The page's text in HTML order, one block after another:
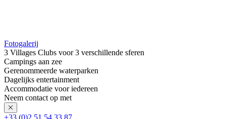
Fotogalerij
3 Villages Clubs voor 3 verschillende sferen
Campings aan zee
Gerenommeerde waterparken
Dagelijks entertainment
Accommodatie voor iedereen
Neem contact op met
+33 (0)2 51 54 33 87